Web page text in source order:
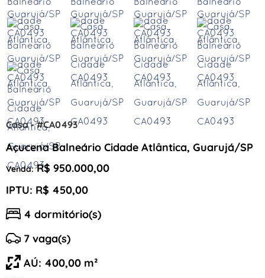
Casa - #CA0493
Açucena Balneário Cidade Atlântica, Guarujá/SP
Venda:R$ 950.000,00
IPTU: R$ 450,00
4 dormitório(s)
7 vaga(s)
AÚ: 400,00 m²